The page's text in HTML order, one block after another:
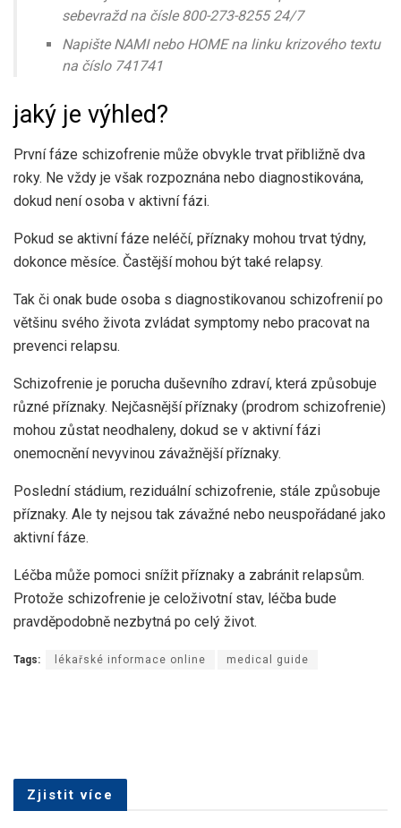
sebevražd na čísle 800-273-8255 24/7
Napište NAMI nebo HOME na linku krizového textu
na číslo 741741
jaký je výhled?
První fáze schizofrenie může obvykle trvat přibližně dva
roky. Ne vždy je však rozpoznána nebo diagnostikována,
dokud není osoba v aktivní fázi.
Pokud se aktivní fáze neléčí, příznaky mohou trvat týdny,
dokonce měsíce. Častější mohou být také relapsy.
Tak či onak bude osoba s diagnostikovanou schizofrenií po
většinu svého života zvládat symptomy nebo pracovat na
prevenci relapsu.
Schizofrenie je porucha duševního zdraví, která způsobuje
různé příznaky. Nejčasnější příznaky (prodrom schizofrenie)
mohou zůstat neodhaleny, dokud se v aktivní fázi
onemocnění nevyvinou závažnější příznaky.
Poslední stádium, reziduální schizofrenie, stále způsobuje
příznaky. Ale ty nejsou tak závažné nebo neuspořádané jako
aktivní fáze.
Léčba může pomoci snížit příznaky a zabránit relapsům.
Protože schizofrenie je celoživotní stav, léčba bude
pravděpodobně nezbytná po celý život.
Tags: lékařské informace online medical guide
Zjistit více